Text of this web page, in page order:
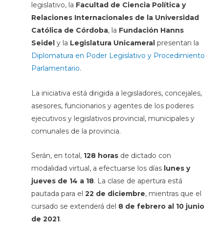
legislativo, la Facultad de Ciencia Política y
Relaciones Internacionales de la Universidad
Católica de Córdoba, la Fundación Hanns
Seidely la Legislatura Unicameralpresentan la
Diplomatura en Poder Legislativo y Procedimiento
Parlamentario.
La iniciativa está dirigida a legisladores, concejales,
asesores, funcionarios y agentes de los poderes
ejecutivos y legislativos provincial, municipales y
comunales de la provincia.
Serán, en total, 128 horasde dictado con
modalidad virtual, a efectuarse los días lunes y
jueves de 14 a 18. La clase de apertura está
pautada para el 22 de diciembre, mientras que el
cursado se extenderá del 8 de febrero al 10 junio
de 2021.